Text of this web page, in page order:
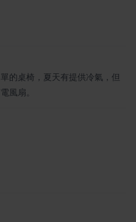
的桌椅，夏天有提供冷氣，但
風扇。